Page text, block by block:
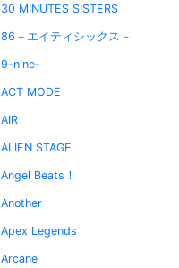
30 MINUTES SISTERS
86－エイティシックス－
9-nine-
ACT MODE
AIR
ALIEN STAGE
Angel Beats！
Another
Apex Legends
Arcane